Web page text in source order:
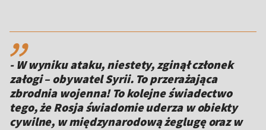
,,
- W wyniku ataku, niestety, zginął członek
załogi – obywatel Syrii. To przerażająca
zbrodnia wojenna! To kolejne świadectwo
tego, że Rosja świadomie uderza w obiekty
cywilne, w międzynarodową żeglugę oraz w